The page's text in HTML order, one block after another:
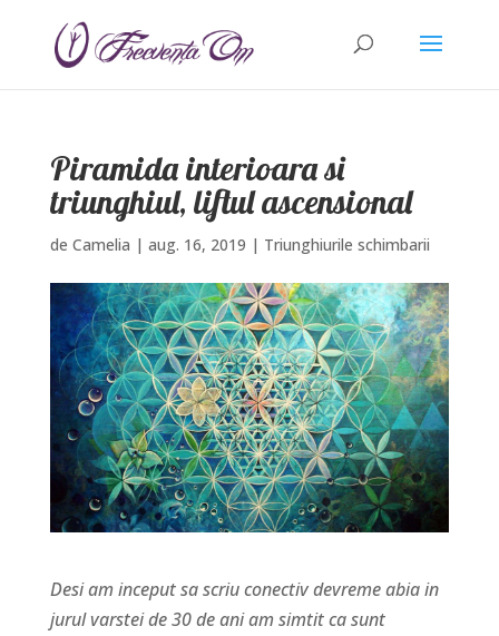
Piramida interioara si
triunghiul, liftul ascensional
de Camelia | aug. 16, 2019 | Triunghiurile schimbarii
Desi am inceput sa scriu conectiv devreme abia in
jurul varstei de 30 de ani am simtit ca sunt